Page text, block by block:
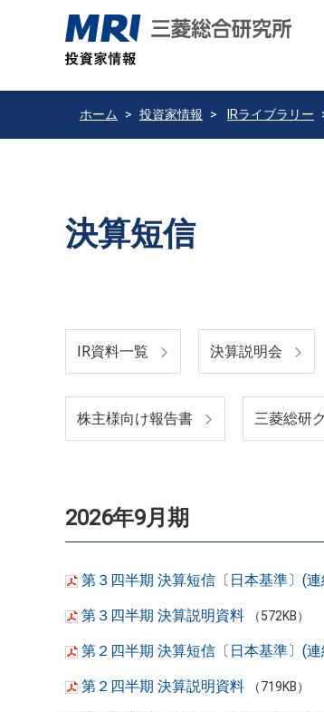
ホーム 投資家情報 IRライブラリー
決算短信
IR資料一覧 決算説明会
株主様向け報告書 三菱総研
2026年9月期
第３四半期 決算短信〔日本基準〕(
第３四半期 決算説明資料 （572KB）
第２四半期 決算短信〔日本基準〕(
第２四半期 決算説明資料 （719KB）